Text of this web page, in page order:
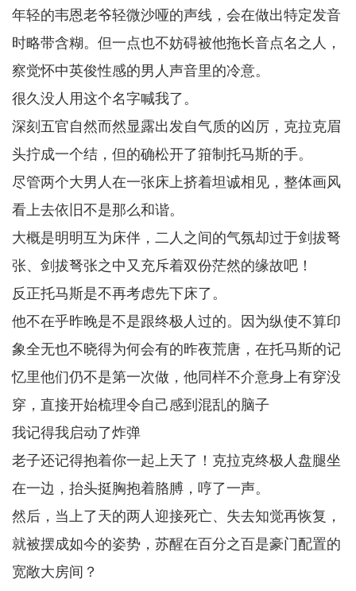
年轻的韦恩老爷轻微沙哑的声线，会在做出特定发音
时略带含糊。但一点也不妨碍被他拖长音点名之人，
察觉怀中英俊性感的男人声音里的冷意。
很久没人用这个名字喊我了。
深刻五官自然而然显露出发自气质的凶厉，克拉克眉
头拧成一个结，但的确松开了箝制托马斯的手。
尽管两个大男人在一张床上挤着坦诚相见，整体画风
看上去依旧不是那么和谐。
大概是明明互为床伴，二人之间的气氛却过于剑拔弩
张、剑拔弩张之中又充斥着双份茫然的缘故吧！
反正托马斯是不再考虑先下床了。
他不在乎昨晚是不是跟终极人过的。因为纵使不算印
象全无也不晓得为何会有的昨夜荒唐，在托马斯的记
忆里他们仍不是第一次做，他同样不介意身上有穿没
穿，直接开始梳理令自己感到混乱的脑子
我记得我启动了炸弹
老子还记得抱着你一起上天了！克拉克终极人盘腿坐
在一边，抬头挺胸抱着胳膊，哼了一声。
然后，当上了天的两人迎接死亡、失去知觉再恢复，
就被摆成如今的姿势，苏醒在百分之百是豪门配置的
宽敞大房间？